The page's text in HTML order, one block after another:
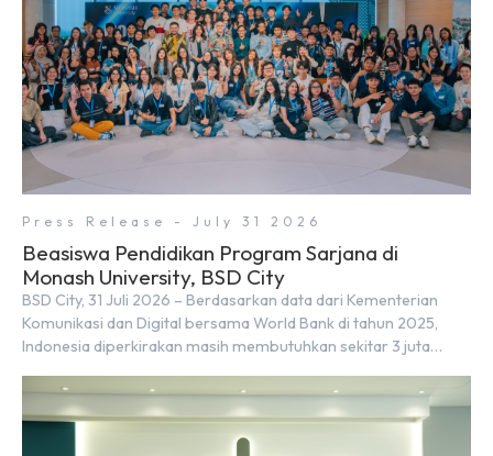
Press Release - July 31 2026
Beasiswa Pendidikan Program Sarjana di
Monash University, BSD City
BSD City, 31 Juli 2026 – Berdasarkan data dari Kementerian
Komunikasi dan Digital bersama World Bank di tahun 2025,
Indonesia diperkirakan masih membutuhkan sekitar 3 juta
tenaga digital baru setiap tahunnya untuk mendukung
percepatan transformasi digital di berbagai sektor strategis.
Kebutuhan tersebut menjadikan pengembangan sumber daya